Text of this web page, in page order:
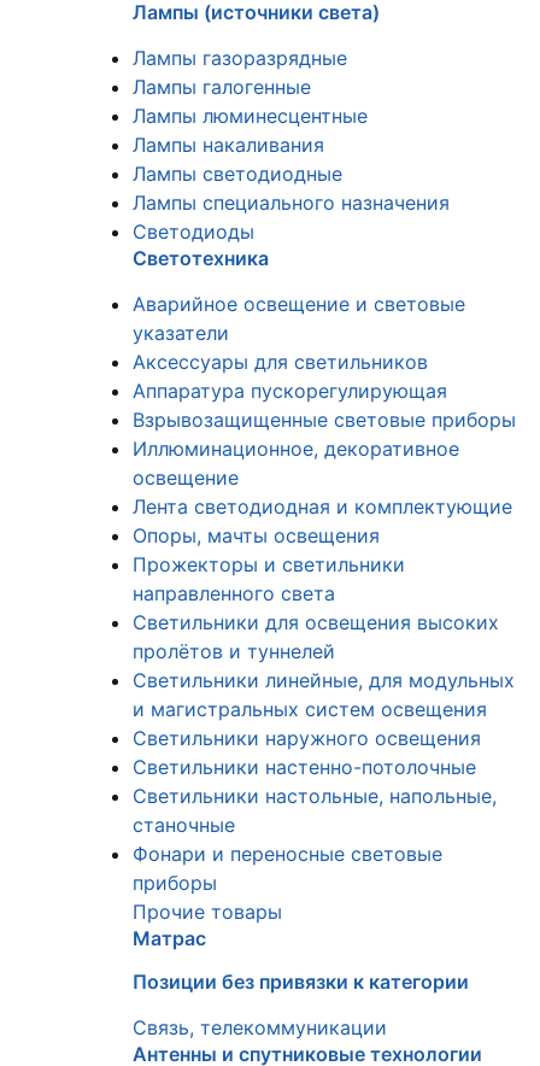
Лампы (источники света)
Лампы газоразрядные
Лампы галогенные
Лампы люминесцентные
Лампы накаливания
Лампы светодиодные
Лампы специального назначения
Светодиоды
Светотехника
Аварийное освещение и световые
указатели
Аксессуары для светильников
Аппаратура пускорегулирующая
Взрывозащищенные световые приборы
Иллюминационное, декоративное
освещение
Лента светодиодная и комплектующие
Опоры, мачты освещения
Прожекторы и светильники
направленного света
Светильники для освещения высоких
пролётов и туннелей
Светильники линейные, для модульных
и магистральных систем освещения
Светильники наружного освещения
Светильники настенно-потолочные
Светильники настольные, напольные,
станочные
Фонари и переносные световые
приборы
Прочие товары
Матрас
Позиции без привязки к категории
Связь, телекоммуникации
Антенны и спутниковые технологии